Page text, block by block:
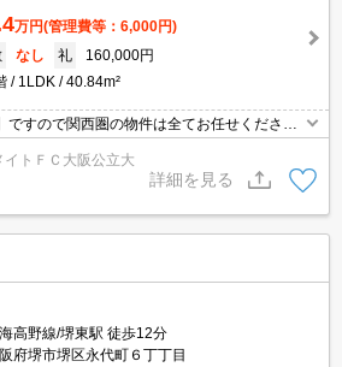
万円(管理費等：6,000円)
なし 礼
160,000円
1LDK 40.84m²
ですので関西圏の物件は全てお任せくださ
も当店までお気軽にお問い合わせくださいま
方はクレジット決済が可能ですので安心して
トＦＣ大阪公立大
詳細を見る
高野線/堺東駅 徒歩12分
府堺市堺区永代町６丁丁目